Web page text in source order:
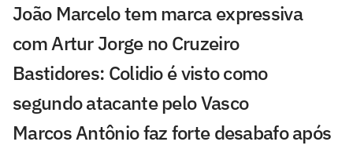
João Marcelo tem marca expressiva
com Artur Jorge no Cruzeiro
Bastidores: Colidio é visto como
segundo atacante pelo Vasco
Marcos Antônio faz forte desabafo após